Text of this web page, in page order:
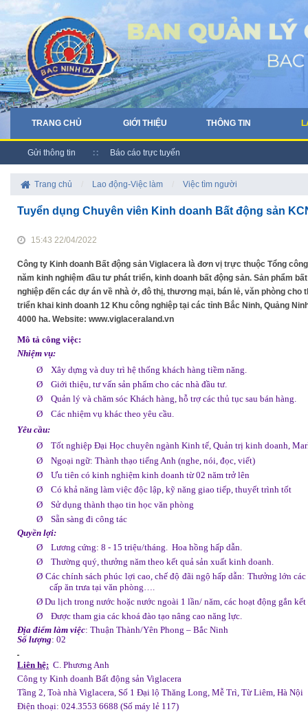
TRANG CHỦ GIỚI THIỆU THÔNG TIN
Gửi thông tin Báo cáo trực tuyến
Trang chủ Lao động-Việc làm Việc tìm người
Tuyển dụng Chuyên viên Kinh doanh Bất động sản
15:43 22/04/2022
Công ty Kinh doanh Bất động sản Viglacera là đơn vị trực thuộc Tổng
năm kinh nghiệm đầu tư phát triển, kinh doanh bất động sản. Sản phẩm
nghiệp đến các dự án về nhà ở, đô thị, thương mại, bán lẻ, văn phòng
triển khai kinh doanh 12 Khu công nghiệp tại các tỉnh Bắc Ninh, Quảng
4000 ha. Website: www.viglaceraland.vn
Mô tả công việc:
Nhiệm vụ:
Ø
Xây dựng và duy trì hệ thống khách hàng tiềm năng.
Ø
Giới thiệu, tư vấn sản phẩm cho các nhà đầu tư.
Ø
Quản lý và chăm sóc Khách hàng, hỗ trợ các thủ tục sau bán hàng.
Ø
Các nhiệm vụ khác theo yêu cầu.
Yêu cầu:
Ø
Tốt nghiệp Đại Học chuyên ngành Kinh tế, Quản trị kinh doanh,
Ø
Ngoại ngữ: Thành thạo tiếng Anh (nghe, nói, đọc, viết)
Ø
Ưu tiên có kinh nghiệm kinh doanh từ 02 năm trở lên
Ø
Có khả năng làm việc độc lập, kỹ năng giao tiếp, thuyết trình tốt
Ø
Sử dụng thành thạo tin học văn phòng
Ø
Sẵn sàng đi công tác
Quyền lợi:
Ø
Lương cứng: 8 - 15 triệu/tháng.
Hoa hồng hấp dẫn.
Ø
Thường quý, thưởng năm theo kết quả sản xuất kinh doanh.
Ø Các chính sách phúc lợi cao, chế độ đãi ngộ hấp dẫn: Thưởng lớn
cấp ăn trưa tại văn phòng….
Ø Du lịch trong nước hoặc nước ngoài 1 lần/ năm, các hoạt động gắn
Ø
Được tham gia các khoá đào tạo nâng cao năng lực.
Địa điểm làm việc: Thuận Thành/Yên Phong – Bắc Ninh
Số lượng: 02
Liên hệ: C. Phương Anh
Công ty Kinh doanh Bất động sản Viglacera
Tầng 2, Toà nhà Viglacera, Số 1 Đại lộ Thăng Long, Mễ Trì, Từ Liêm, Hà Nội
Điện thoại: 024.3553 6688 (Số máy lẻ 117)